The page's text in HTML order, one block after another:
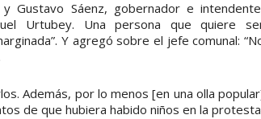
Gustavo Sáenz, gobernador e
Urtubey. Una persona que quiere
Y agregó sobre el jefe comunal:
Además, por lo menos [en una olla
de que hubiera habido niños en la